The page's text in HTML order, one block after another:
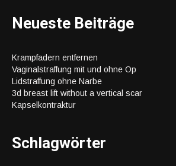
Neueste Beiträge
Krampfadern entfernen
Vaginalstraffung mit und ohne Op
Lidstraffung ohne Narbe
3d breast lift without a vertical scar
Kapselkontraktur
Schlagwörter